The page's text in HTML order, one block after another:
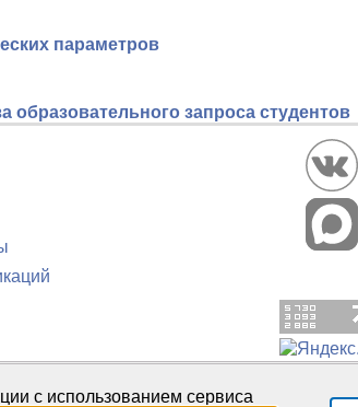
параметров
запроса студентов
с использованием сервиса